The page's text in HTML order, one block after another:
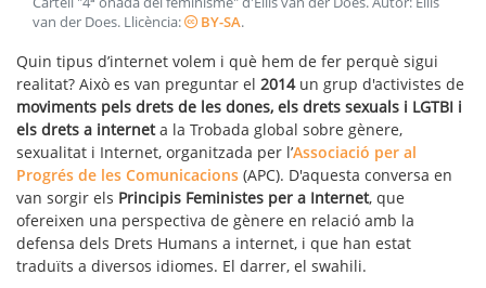
van der Does. Llicència: BY-SA.
Quin tipus d’internet volem i què hem de fer perquè sigui
realitat? Això es van preguntar el 2014un grup d'activistes de
moviments pels drets de les dones, els drets sexuals i LGTBI i
els drets a interneta la Trobada global sobre gènere,
sexualitat i Internet, organitzada per l’Associació per al
Progrés de les Comunicacions (APC). D'aquesta conversa en
van sorgir els Principis Feministes per a Internet, que
ofereixen una perspectiva de gènere en relació amb la
defensa dels Drets Humans a internet, i que han estat
traduïts a diversos idiomes. El darrer, el swahili.